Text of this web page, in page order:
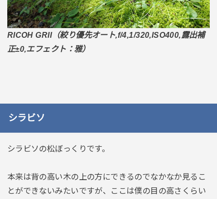
RICOH GRII（絞り優先オート,f/4,1/320,ISO400,露出補
正±0,エフェクト：雅）
シラビソ
シラビソの松ぼっくりです。
本来は背の高い木の上の方にできるのでなかなか見るこ
とができないみたいですが、ここは僕の目の高さくらい